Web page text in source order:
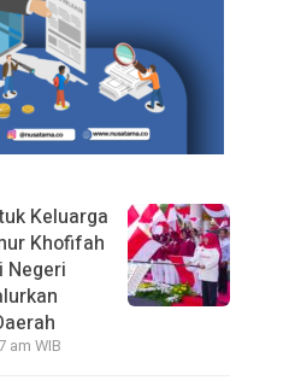
Keluarga
Khofifah
Negeri
am WIB